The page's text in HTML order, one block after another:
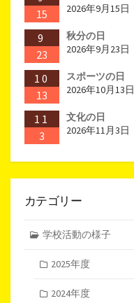
15
2026年9月15日
9
23
秋分の日
2026年9月23日
10
13
スポーツの日
2026年10月13日
11
3
文化の日
2026年11月3日
カテゴリー
学校活動の様子
2025年度
2024年度